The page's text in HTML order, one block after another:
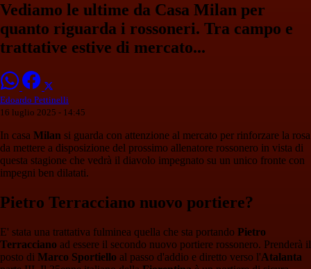
Vediamo le ultime da Casa Milan per
quanto riguarda i rossoneri. Tra campo e
trattative estive di mercato...
Edoardo Pettinelli
16 luglio 2025 - 14:45
In casa Milan si guarda con attenzione al mercato per rinforzare la rosa
da mettere a disposizione del prossimo allenatore rossonero in vista di
questa stagione che vedrà il diavolo impegnato su un unico fronte con
impegni ben dilatati.
Pietro Terracciano nuovo portiere?
E' stata una trattativa fulminea quella che sta portando Pietro
Terracciano ad essere il secondo nuovo portiere rossonero. Prenderà il
posto di Marco Sportiello al passo d'addio e diretto verso l'Atalanta